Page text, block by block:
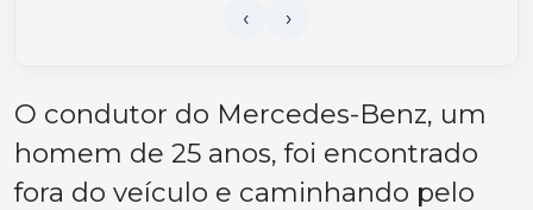
O condutor do Mercedes-Benz, um
homem de 25 anos, foi encontrado
fora do veículo e caminhando pelo